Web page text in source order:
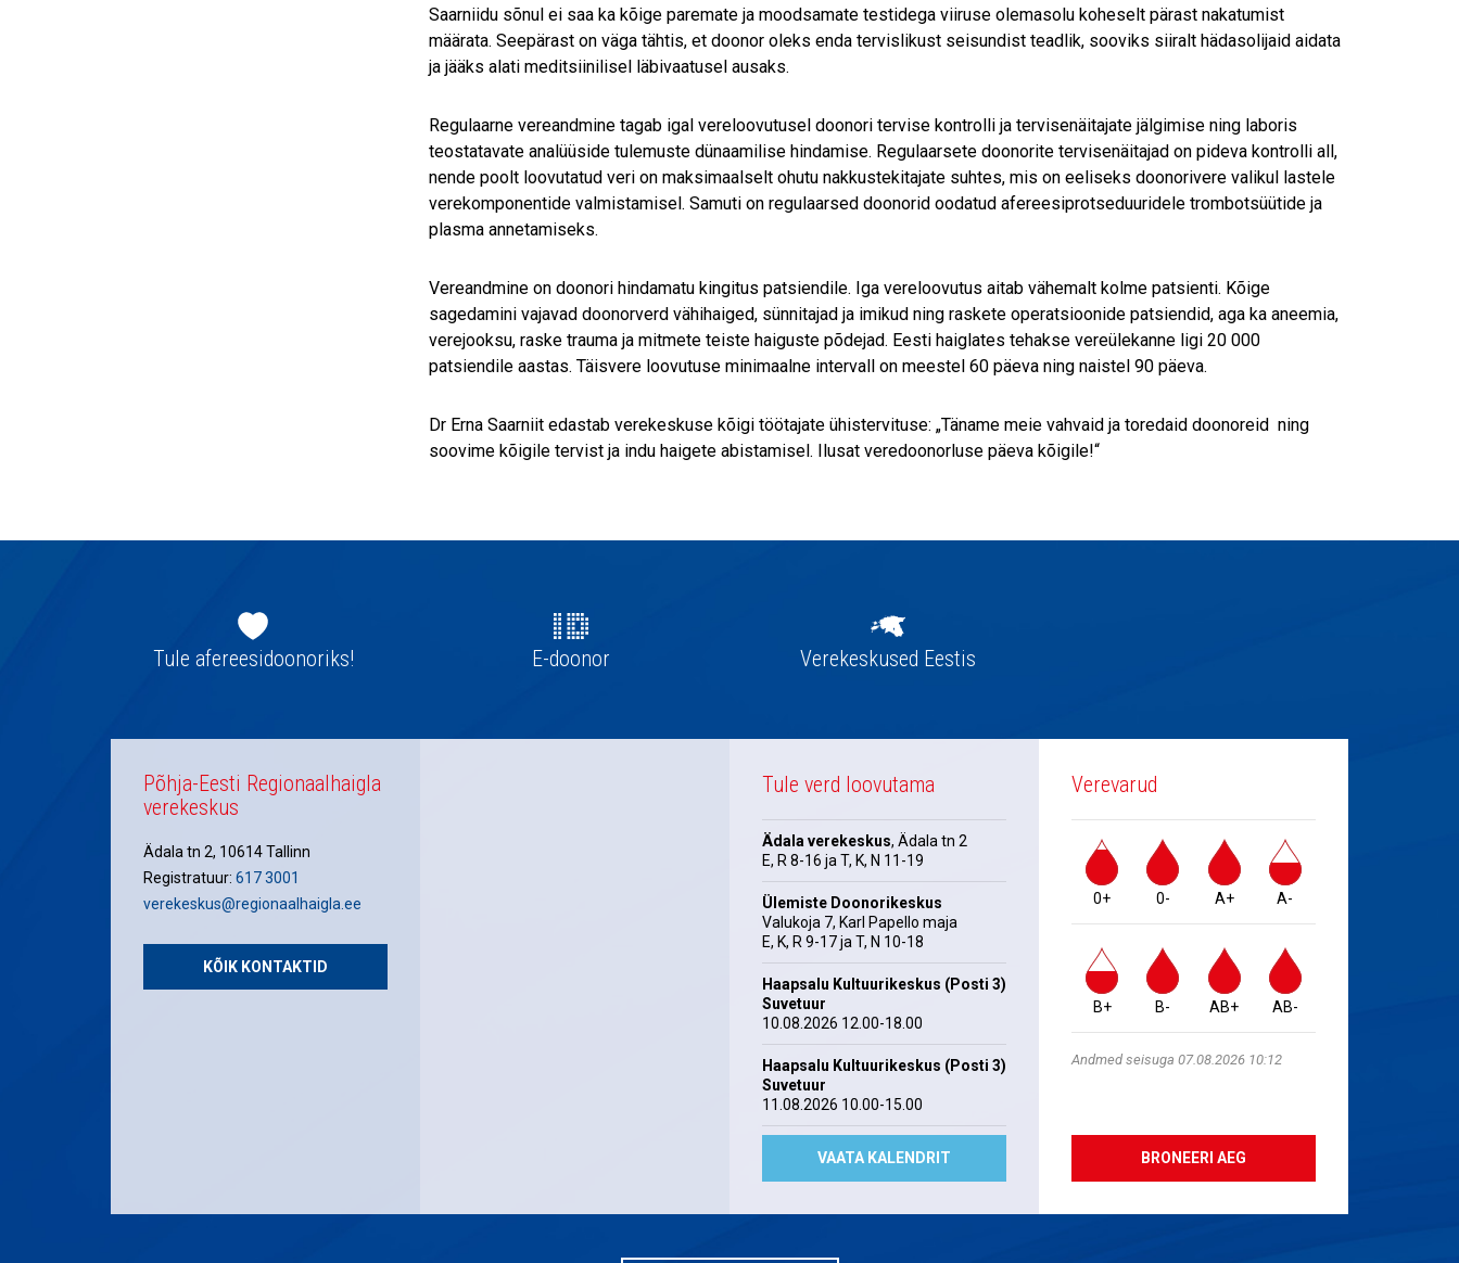
Saarniidu sõnul ei saa ka kõige paremate ja moodsamate testidega viiruse olemasolu koheselt pärast nakatumist
määrata. Seepärast on väga tähtis, et doonor oleks enda tervislikust seisundist teadlik, sooviks siiralt hädasolijaid aidata
ja jääks alati meditsiinilisel läbivaatusel ausaks.
Regulaarne vereandmine tagab igal vereloovutusel doonori tervise kontrolli ja tervisenäitajate jälgimise ning laboris
teostatavate analüüside tulemuste dünaamilise hindamise. Regulaarsete doonorite tervisenäitajad on pideva kontrolli all,
nende poolt loovutatud veri on maksimaalselt ohutu nakkustekitajate suhtes, mis on eeliseks doonorivere valikul lastele
verekomponentide valmistamisel. Samuti on regulaarsed doonorid oodatud afereesiprotseduuridele trombotsüütide ja
plasma annetamiseks.
Vereandmine on doonori hindamatu kingitus patsiendile. Iga vereloovutus aitab vähemalt kolme patsienti. Kõige
sagedamini vajavad doonorverd vähihaiged, sünnitajad ja imikud ning raskete operatsioonide patsiendid, aga ka aneemia,
verejooksu, raske trauma ja mitmete teiste haiguste põdejad. Eesti haiglates tehakse vereülekanne ligi 20 000
patsiendile aastas. Täisvere loovutuse minimaalne intervall on meestel 60 päeva ning naistel 90 päeva.
Dr Erna Saarniit edastab verekeskuse kõigi töötajate ühistervituse: „Täname meie vahvaid ja toredaid doonoreid ning
soovime kõigile tervist ja indu haigete abistamisel. Ilusat veredoonorluse päeva kõigile!“
navigatsioonTule afereesidoonoriks! E-doonor Verekeskused Eestis
Põhja-Eesti Regionaalhaigla
verekeskus
Ädala tn 2, 10614 Tallinn
Registratuur: 617 3001
verekeskus@regionaalhaigla.ee
KÕIK KONTAKTID
Tule verd loovutama
Ädala verekeskus, Ädala tn 2
E, R 8-16 ja T, K, N 11-19
Ülemiste Doonorikeskus
Valukoja 7, Karl Papello maja
E, K, R 9-17 ja T, N 10-18
Haapsalu Kultuurikeskus (Posti 3)
Suvetuur
10.08.2026 12.00-18.00
Haapsalu Kultuurikeskus (Posti 3)
Suvetuur
11.08.2026 10.00-15.00
VAATA KALENDRIT
Verevarud
0+ 0- A+ A-
B+ B- AB+ AB-
Andmed seisuga 07.08.2026 10:12
BRONEERI AEG